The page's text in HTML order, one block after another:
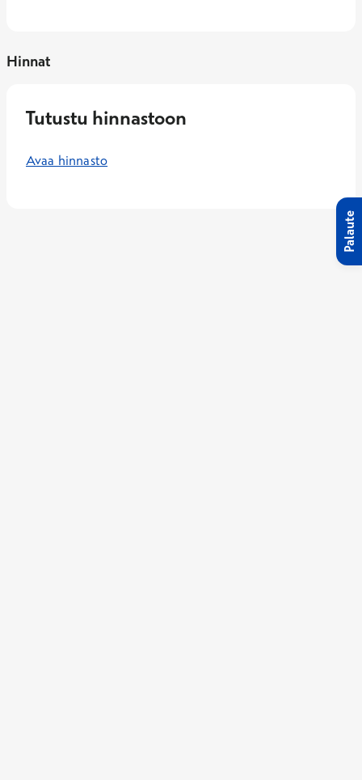
Hinnat
Tutustu hinnastoon
Avaa hinnasto
Palaute